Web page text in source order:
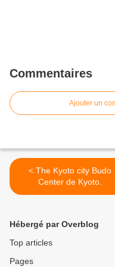
Commentaires
Ajouter un
< The Kyoto city Budo
Center de Kyoto.
Hébergé par Overblog
Top articles
Pages